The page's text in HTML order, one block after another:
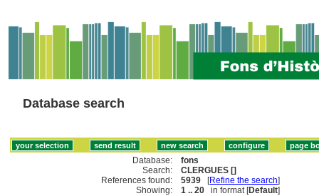
Database search
Database:
fons
Search:
CLERGUES []
References found:
5939 [Refine the search]
Showing:
1 .. 20 in format [Default]